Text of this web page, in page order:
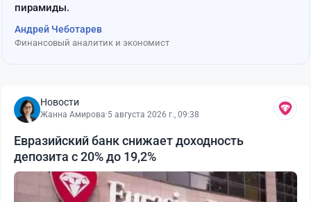
пирамиды.
Андрей Чеботарев
Финансовый аналитик и экономист
Новости
Жанна Амирова·5 августа 2026 г., 09:38
Евразийский банк снижает доходность
депозита с 20% до 19,2%